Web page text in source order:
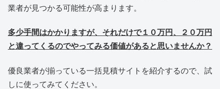
業者が見つかる可能性が高まります。
多少手間はかかりますが、それだけで１０万円、２０万円
と違ってくるのでやってみる価値があると思いませんか？
優良業者が揃っている一括見積サイトを紹介するので、試
しに使ってみてください。